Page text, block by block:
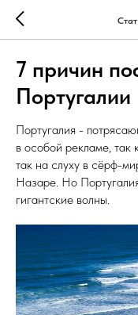
7 причин
Португалии
Португалия -
в особой рекламе, так
так на слуху в сёрф-
Назаре. Но
гигантские волны.